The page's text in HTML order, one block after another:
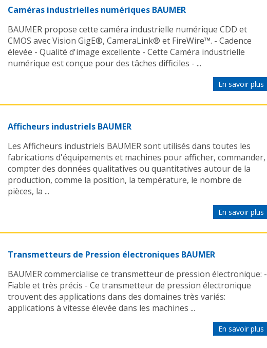
Caméras industrielles numériques BAUMER
BAUMER propose cette caméra industrielle numérique CDD et
CMOS avec Vision GigE®, CameraLink® et FireWire™. - Cadence
élevée - Qualité d'image excellente - Cette Caméra industrielle
numérique est conçue pour des tâches difficiles - ...
En savoir plus
Afficheurs industriels BAUMER
Les Afficheurs industriels BAUMER sont utilisés dans toutes les
fabrications d'équipements et machines pour afficher, commander,
compter des données qualitatives ou quantitatives autour de la
production, comme la position, la température, le nombre de
pièces, la ...
En savoir plus
Transmetteurs de Pression électroniques BAUMER
BAUMER commercialise ce transmetteur de pression électronique: -
Fiable et très précis - Ce transmetteur de pression électronique
trouvent des applications dans des domaines très variés:
applications à vitesse élevée dans les machines ...
En savoir plus